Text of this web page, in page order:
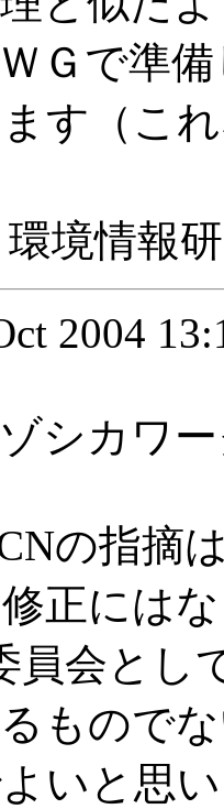
Ｇで準
す（こ
環境情報
2004
ゾシカワ
の指摘
正には
員会とし
もので
いと思